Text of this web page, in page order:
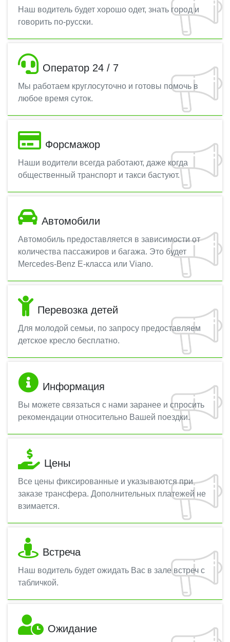
Наш водитель будет хорошо одет, знать город и
говорить по-русски.
Оператор 24 / 7
Мы работаем круглосуточно и готовы помочь в
любое время суток.
Форсмажор
Наши водители всегда работают, даже когда
общественный транспорт и такси бастуют.
Автомобили
Автомобиль предоставляется в зависимости от
количества пассажиров и багажа. Это будет
Mercedes-Benz E-класса или Viano.
Перевозка детей
Для молодой семьи, по запросу предоставляем
детское кресло бесплатно.
Информация
Вы можете связаться с нами заранее и спросить
рекомендации относительно Вашей поездки.
Цены
Все цены фиксированные и указываются при
заказе трансфера. Дополнительных платежей не
взимается.
Встреча
Наш водитель будет ожидать Вас в зале встреч с
табличкой.
Ожидание